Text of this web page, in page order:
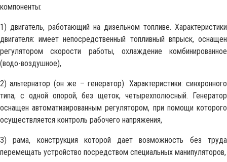
компоненты:
1) двигатель, работающий на дизельном топливе. Характеристики
двигателя: имеет непосредственный топливный впрыск, оснащен
регулятором скорости работы, охлаждение комбинированное
(водо-воздушное),
2) альтернатор (он же – генератор). Характеристики: синхронного
типа, с одной опорой, без щеток, четырехполюсный. Генератор
оснащен автоматизированным регулятором, при помощи которого
осуществляется контроль рабочего напряжения,
3) рама, конструкция которой дает возможность без труда
перемещать устройство посредством специальных манипуляторов,